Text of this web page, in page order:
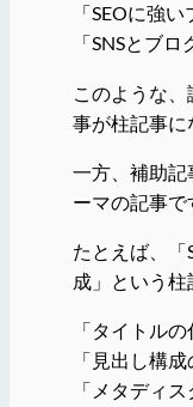
「SEOに強
「SNSとブ
このような
事が柱記事に
一方、補助記
ーマの記事で
たとえば、「
成」という柱
「タイトルの
「見出し構成
「メタディ